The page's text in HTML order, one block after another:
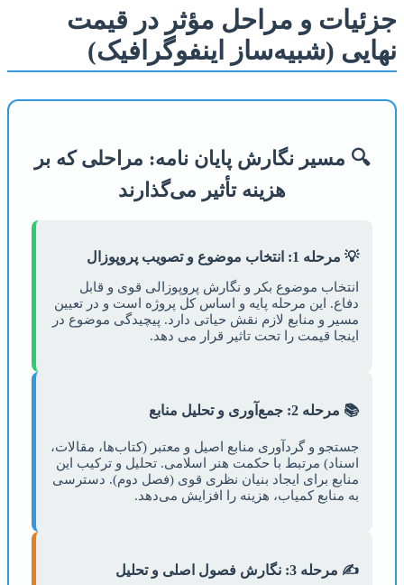
جزئیات و مراحل مؤثر در قیمت
نهایی (شبیه‌ساز اینفوگرافیک)
🔍 مسیر نگارش پایان نامه: مراحلی که بر
هزینه تأثیر می‌گذارند
💡 مرحله 1: انتخاب موضوع و تصویب پروپوزال
انتخاب موضوع بکر و نگارش پروپوزالی قوی و قابل
دفاع. این مرحله پایه و اساس کل پروژه است و در تعیین
مسیر و منابع لازم نقش حیاتی دارد. پیچیدگی موضوع در
اینجا قیمت را تحت تاثیر قرار می دهد.
📚 مرحله 2: جمع‌آوری و تحلیل منابع
جستجو و گردآوری منابع اصیل و معتبر (کتاب‌ها، مقالات،
اسناد) مرتبط با حکمت هنر اسلامی. تحلیل و ترکیب این
منابع برای ایجاد بنیان نظری قوی (فصل دوم). دسترسی
به منابع کمیاب، هزینه را افزایش می‌دهد.
✍️ مرحله 3: نگارش فصول اصلی و تحلیل